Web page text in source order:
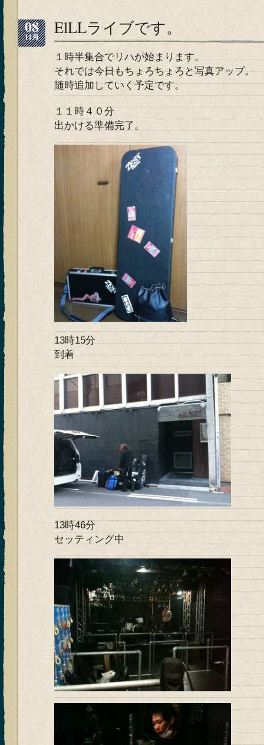
08
11月 ElLLライブです。
１時半集合でリハが始まります。
それでは今日もちょろちょろと写真アップ。
随時追加していく予定です。
１１時４０分
出かける準備完了。
13時15分
到着
13時46分
セッティング中